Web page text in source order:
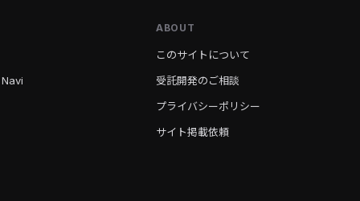
ABOUT
このサイトについて
受託開発のご相談
プライバシーポリシー
サイト掲載依頼